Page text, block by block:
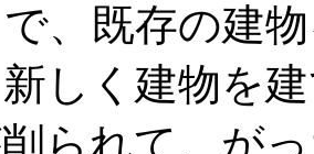
、既存の建
しく建物を
られて、が